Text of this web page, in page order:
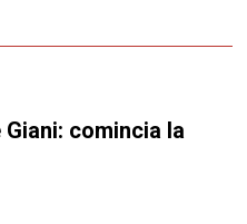
comincia la